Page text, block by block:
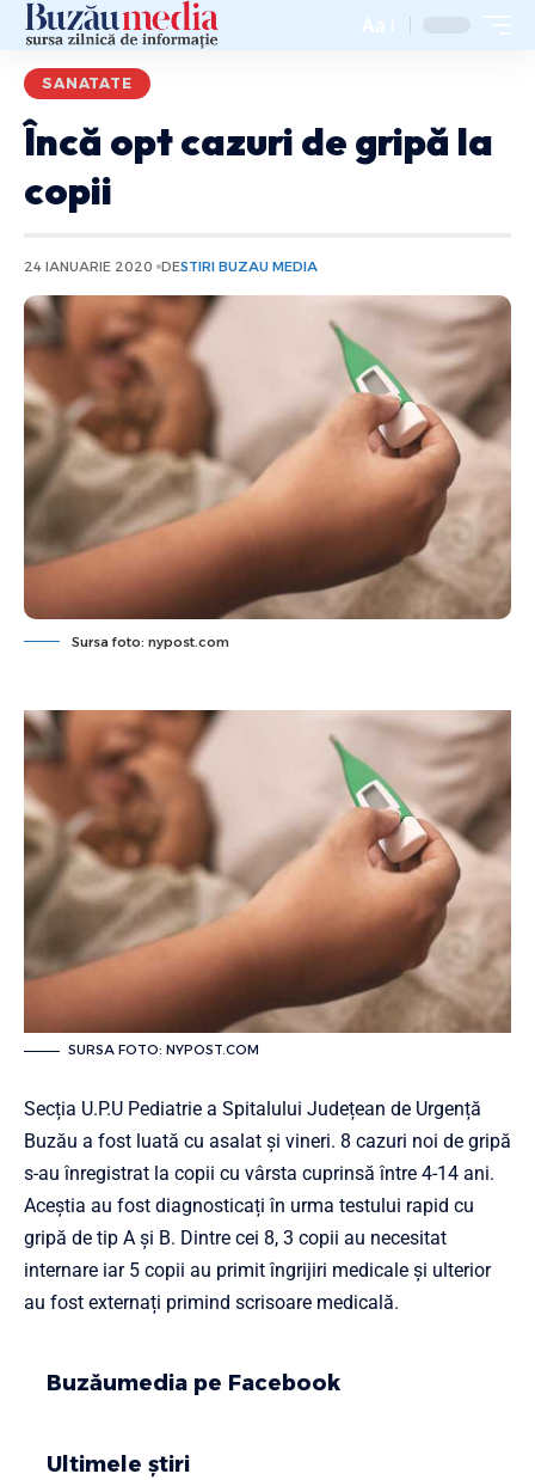
Aa
SANATATE
Încă opt cazuri de gripă la
copii
24 IANUARIE 2020 DESTIRI BUZAU MEDIA
Sursa foto: nypost.com
SURSA FOTO: NYPOST.COM
Secția U.P.U Pediatrie a Spitalului Județean de Urgență
Buzău a fost luată cu asalat și vineri. 8 cazuri noi de gripă
s-au înregistrat la copii cu vârsta cuprinsă între 4-14 ani.
Aceștia au fost diagnosticați în urma testului rapid cu
gripă de tip A și B. Dintre cei 8, 3 copii au necesitat
internare iar 5 copii au primit îngrijiri medicale și ulterior
au fost externați primind scrisoare medicală.
Buzăumedia pe Facebook
Ultimele știri